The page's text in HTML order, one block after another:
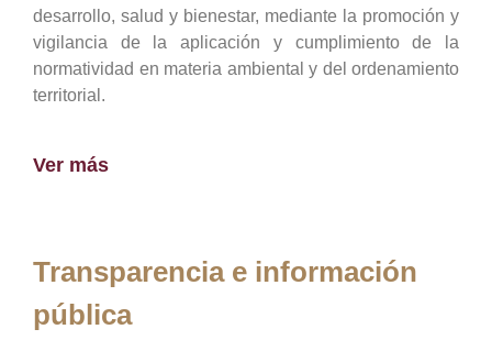
desarrollo, salud y bienestar, mediante la promoción y
vigilancia de la aplicación y cumplimiento de la
normatividad en materia ambiental y del ordenamiento
territorial.
Ver más
Transparencia e información
pública